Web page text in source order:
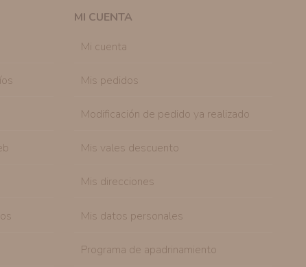
de nuestra entidad que esté debidamente
sobre usted, corregirla y eliminarla, tal y
MI CUENTA
Mi cuenta
Mis pedidos
Modificación de pedido ya realizado
Mis vales descuento
Mis direcciones
Mis datos personales
Programa de apadrinamiento